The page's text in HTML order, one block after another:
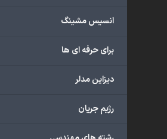
انسیس مشینگ
برای حرفه ای ها
دیزاین مدلر
رژیم جریان